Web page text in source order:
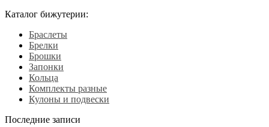
Каталог бижутерии:
Браслеты
Брелки
Брошки
Запонки
Кольца
Комплекты разные
Кулоны и подвески
Последние записи